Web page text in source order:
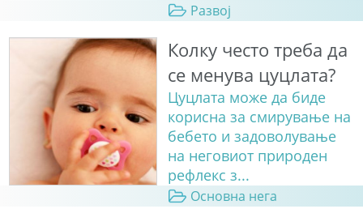
Развој
Колку често треба да
се менува цуцлата?
Цуцлата може да биде
корисна за смирување на
бебето и задоволување
на неговиот природен
рефлекс з...
Основна нега